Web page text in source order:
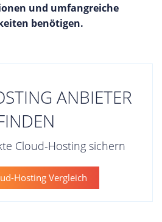
und umfangreiche
benötigen.
ANBIETER
Cloud-Hosting sichern
Hosting Vergleich